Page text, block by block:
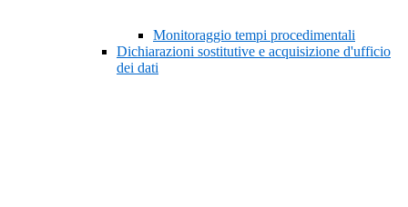
Monitoraggio tempi procedimentali
Dichiarazioni sostitutive e acquisizione d'ufficio
dei dati